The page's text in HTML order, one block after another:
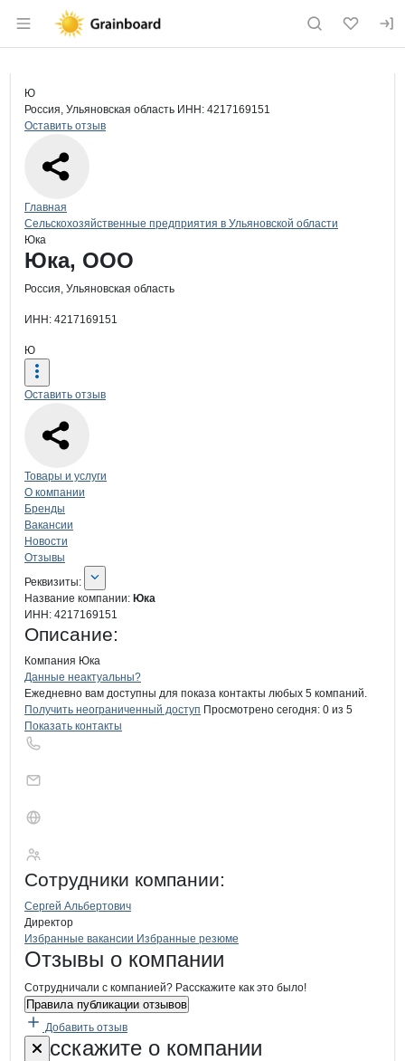
Раздел навигации по сайту
Страница компании
Страница компании
Краткая информация о компании
Ю
Россия, Ульяновская область ИНН: 4217169151
Оставить отзыв
Навигация по сайту
Главная
Сельскохозяйственные предприятия в Ульяновской области
Юка
Основная информация о компании
Юка, ООО
Россия, Ульяновская область
ИНН: 4217169151
Ю
Оставить отзыв
Навигация по странице
Товары и услуги
О компании
Бренды
Вакансии
Новости
Отзывы
О компании
Реквизиты
Реквизиты:
Название компании: Юка
ИНН: 4217169151
Описание:
Компания Юка
Контактыкомпании
+7(800)000-00-..
Данные неактуальны?
Ежедневно вам доступны для показа контакты любых 5 компаний.
Получить неограниченный доступ Просмотрено сегодня: 0 из 5
Показать контакты
Сотрудники компании:
Сергей Альбертович
Директор
Брендыкомпани Юка
Вакансии вЮка
Избранные вакансии Избранные резюме
Новости oЮка, ООО
Отзывы о компании
Сотрудничали с компанией? Расскажите как это было!
Правила публикации отзывов
Добавить отзыв
Расскажите о компании
Форма обратной связи о